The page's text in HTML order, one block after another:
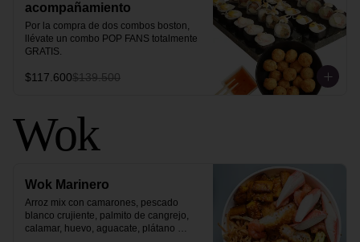
acompañamiento
Por la compra de dos combos boston,
llévate un combo POP FANS totalmente
GRATIS.
$117.600$139.500
Wok
Wok Marinero
Arroz mix con camarones, pescado
blanco crujiente, palmito de cangrejo,
calamar, huevo, aguacate, plátano